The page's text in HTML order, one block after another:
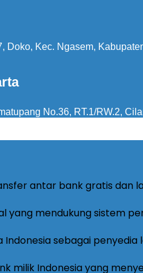
Doko, Kec. Ngasem,
No.36, RT.1/RW.2,